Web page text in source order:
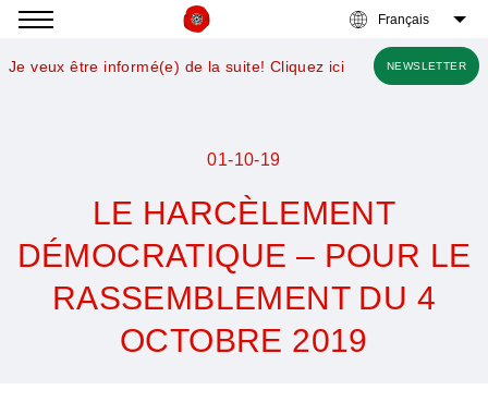
Je veux être informé(e) de la suite! Cliquez ici NEWSLETTER
01-10-19
LE HARCÈLEMENT
DÉMOCRATIQUE – POUR LE
RASSEMBLEMENT DU 4
OCTOBRE 2019
à